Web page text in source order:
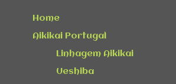
Home
Aikikai Portugal
Linhagem Aikikai
Ueshiba